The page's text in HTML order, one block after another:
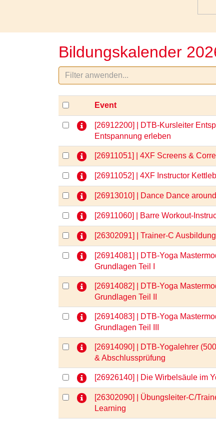
Bildungskalender
Event
[26912200] | DTB-Kursleiter
Entspannung erleben
[26911051] | 4XF Screens &
[26911052] | 4XF Instructor
[26913010] | Dance Dance
[26911060] | Barre Workout-
[26302091] | Trainer-C
[26914081] | DTB-Yoga
Grundlagen Teil I
[26914082] | DTB-Yoga
Grundlagen Teil II
[26914083] | DTB-Yoga
Grundlagen Teil III
[26914090] | DTB-Yogalehrer
& Abschlussprüfung
[26926140] | Die Wirbelsäule im
[26302090] | Übungsleiter-C/
Learning